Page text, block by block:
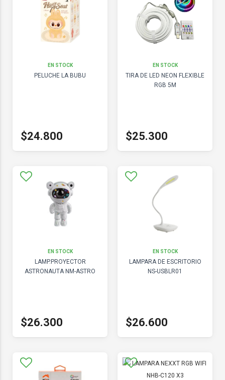
EN STOCK
PELUCHE LA BUBU
$24.800
EN STOCK
TIRA DE LED NEON FLEXIBLE
RGB 5M
$25.300
EN STOCK
LAMP.PROYECTOR
ASTRONAUTA NM-ASTRO
$26.300
EN STOCK
LAMPARA DE ESCRITORIO
NS-USBLR01
$26.600